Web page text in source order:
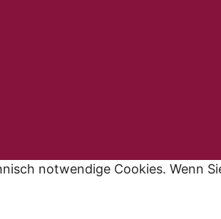
notwendige Cookies. Wenn